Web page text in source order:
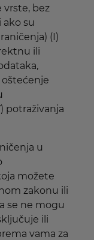
vrste, bez
ako su
(I)
ili
potraživanja
u
možete
zakonu ili
se ne mogu
ili
vama za